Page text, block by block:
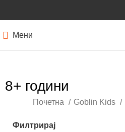
Мени
8+ години
Почетна Goblin Kids
Филтрирај